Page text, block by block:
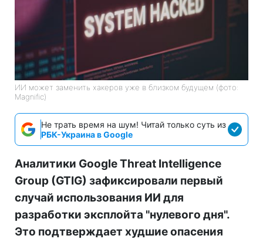
ИИ может заменить хакеров уже в близком будущем (фото:
Magnific)
Не трать время на шум! Читай только суть из
РБК-Украина в Google
Аналитики Google Threat Intelligence
Group (GTIG) зафиксировали первый
случай использования ИИ для
разработки эксплойта "нулевого дня".
Это подтверждает худшие опасения